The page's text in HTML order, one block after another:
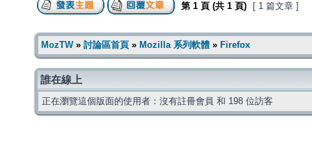
第 1 頁 (共 1 頁) [ 1 篇文章 ]
MozTW» 討論區首頁 » Mozilla 系列軟體 » Firefox
誰在線上
正在瀏覽這個版面的使用者：沒有註冊會員 和 198 位訪客